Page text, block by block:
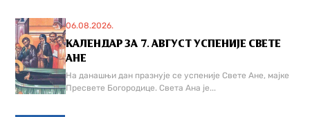
06.08.2026.
КАЛЕНДАР ЗА 7. АВГУСТ УСПЕНИЈЕ СВЕТЕ
АНЕ
На данашњи дан празнује се успеније Свете Ане, мајке
Пресвете Богородице. Света Ана је...